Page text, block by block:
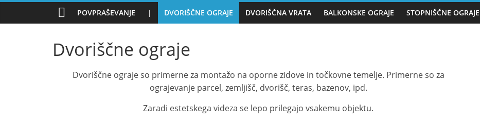
Skip
POVPRAŠEVANJE | DVORIŠČNE OGRAJE DVORIŠČNA VRATA BALKONSKE OGRAJE STOPNIŠČNE OGRAJE
Dvoriščne ograje
Dvoriščne ograje so primerne za montažo na oporne zidove in točkovne temelje. Primerne so za
ograjevanje parcel, zemljišč, dvorišč, teras, bazenov, ipd.
Zaradi estetskega videza se lepo prilegajo vsakemu objektu.